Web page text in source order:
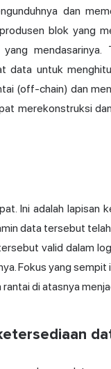
dan
blok yang
mendasarinya.
data untuk
(off-chain) dan
merekonstruksi
Ini adalah lapisan
data tersebut
valid dalam
Fokus yang sempit
di atasnya